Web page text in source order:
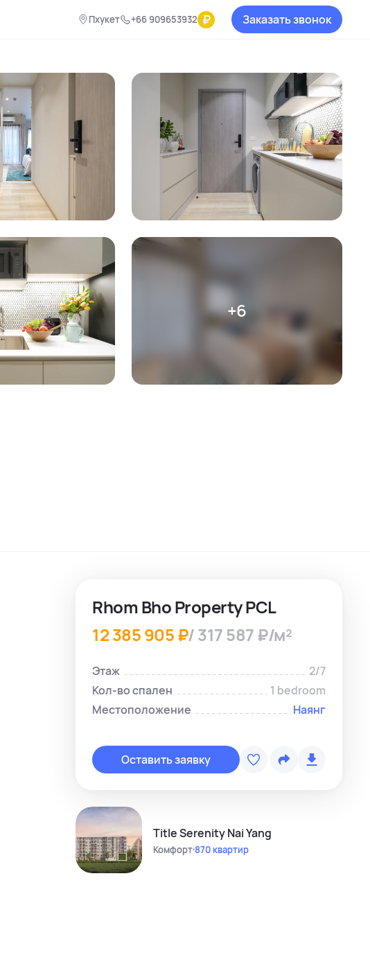
Пхукет +66 909653932 ₽ Заказать звонок
+6
Rhom Bho Property PCL
12 385 905 ₽/ 317 587 ₽/м²
Этаж
2/7
Кол-во спален
1 bedroom
Местоположение
Наянг
Оставить заявку
Копировать
WhatsApp-
Title Serenity Nai Yang
Комфорт870 квартир